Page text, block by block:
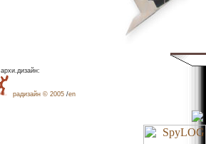
архи.дизайн:
рaдизайн © 2005 /en